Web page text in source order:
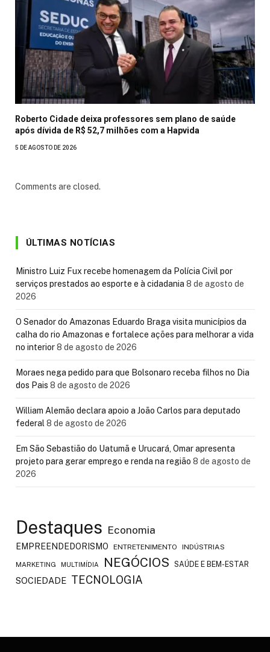
Roberto Cidade deixa professores sem plano de saúde
após dívida de R$ 52,7 milhões com a Hapvida
5 DE AGOSTO DE 2026
Comments are closed.
ÚLTIMAS NOTÍCIAS
Ministro Luiz Fux recebe homenagem da Polícia Civil por
serviços prestados ao esporte e à cidadania 8 de agosto de
2026
O Senador do Amazonas Eduardo Braga visita municípios da
calha do rio Amazonas e fortalece ações para melhorar a vida
no interior8 de agosto de 2026
Moraes nega pedido para que Bolsonaro receba filhos no Dia
dos Pais 8 de agosto de 2026
William Alemão declara apoio a João Carlos para deputado
federal 8 de agosto de 2026
Em São Sebastião do Uatumã e Urucará, Omar apresenta
projeto para gerar emprego e renda na região 8 de agosto de
2026
Destaques Economia
EMPREENDEDORISMO ENTRETENIMENTO INDÚSTRIAS
MARKETING MULTIMÍDIA NEGÓCIOS SAÚDE E BEM-ESTAR
SOCIEDADE TECNOLOGIA